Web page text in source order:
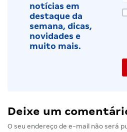
notícias em
destaque da
semana, dicas,
novidades e
muito mais.
Deixe um
O seu endereço de e-mail não será